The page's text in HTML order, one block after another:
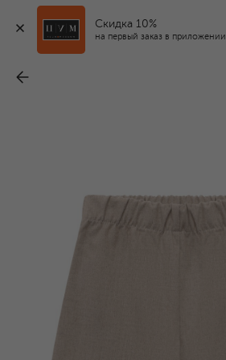
Скидка 10%
на первый заказ в приложении